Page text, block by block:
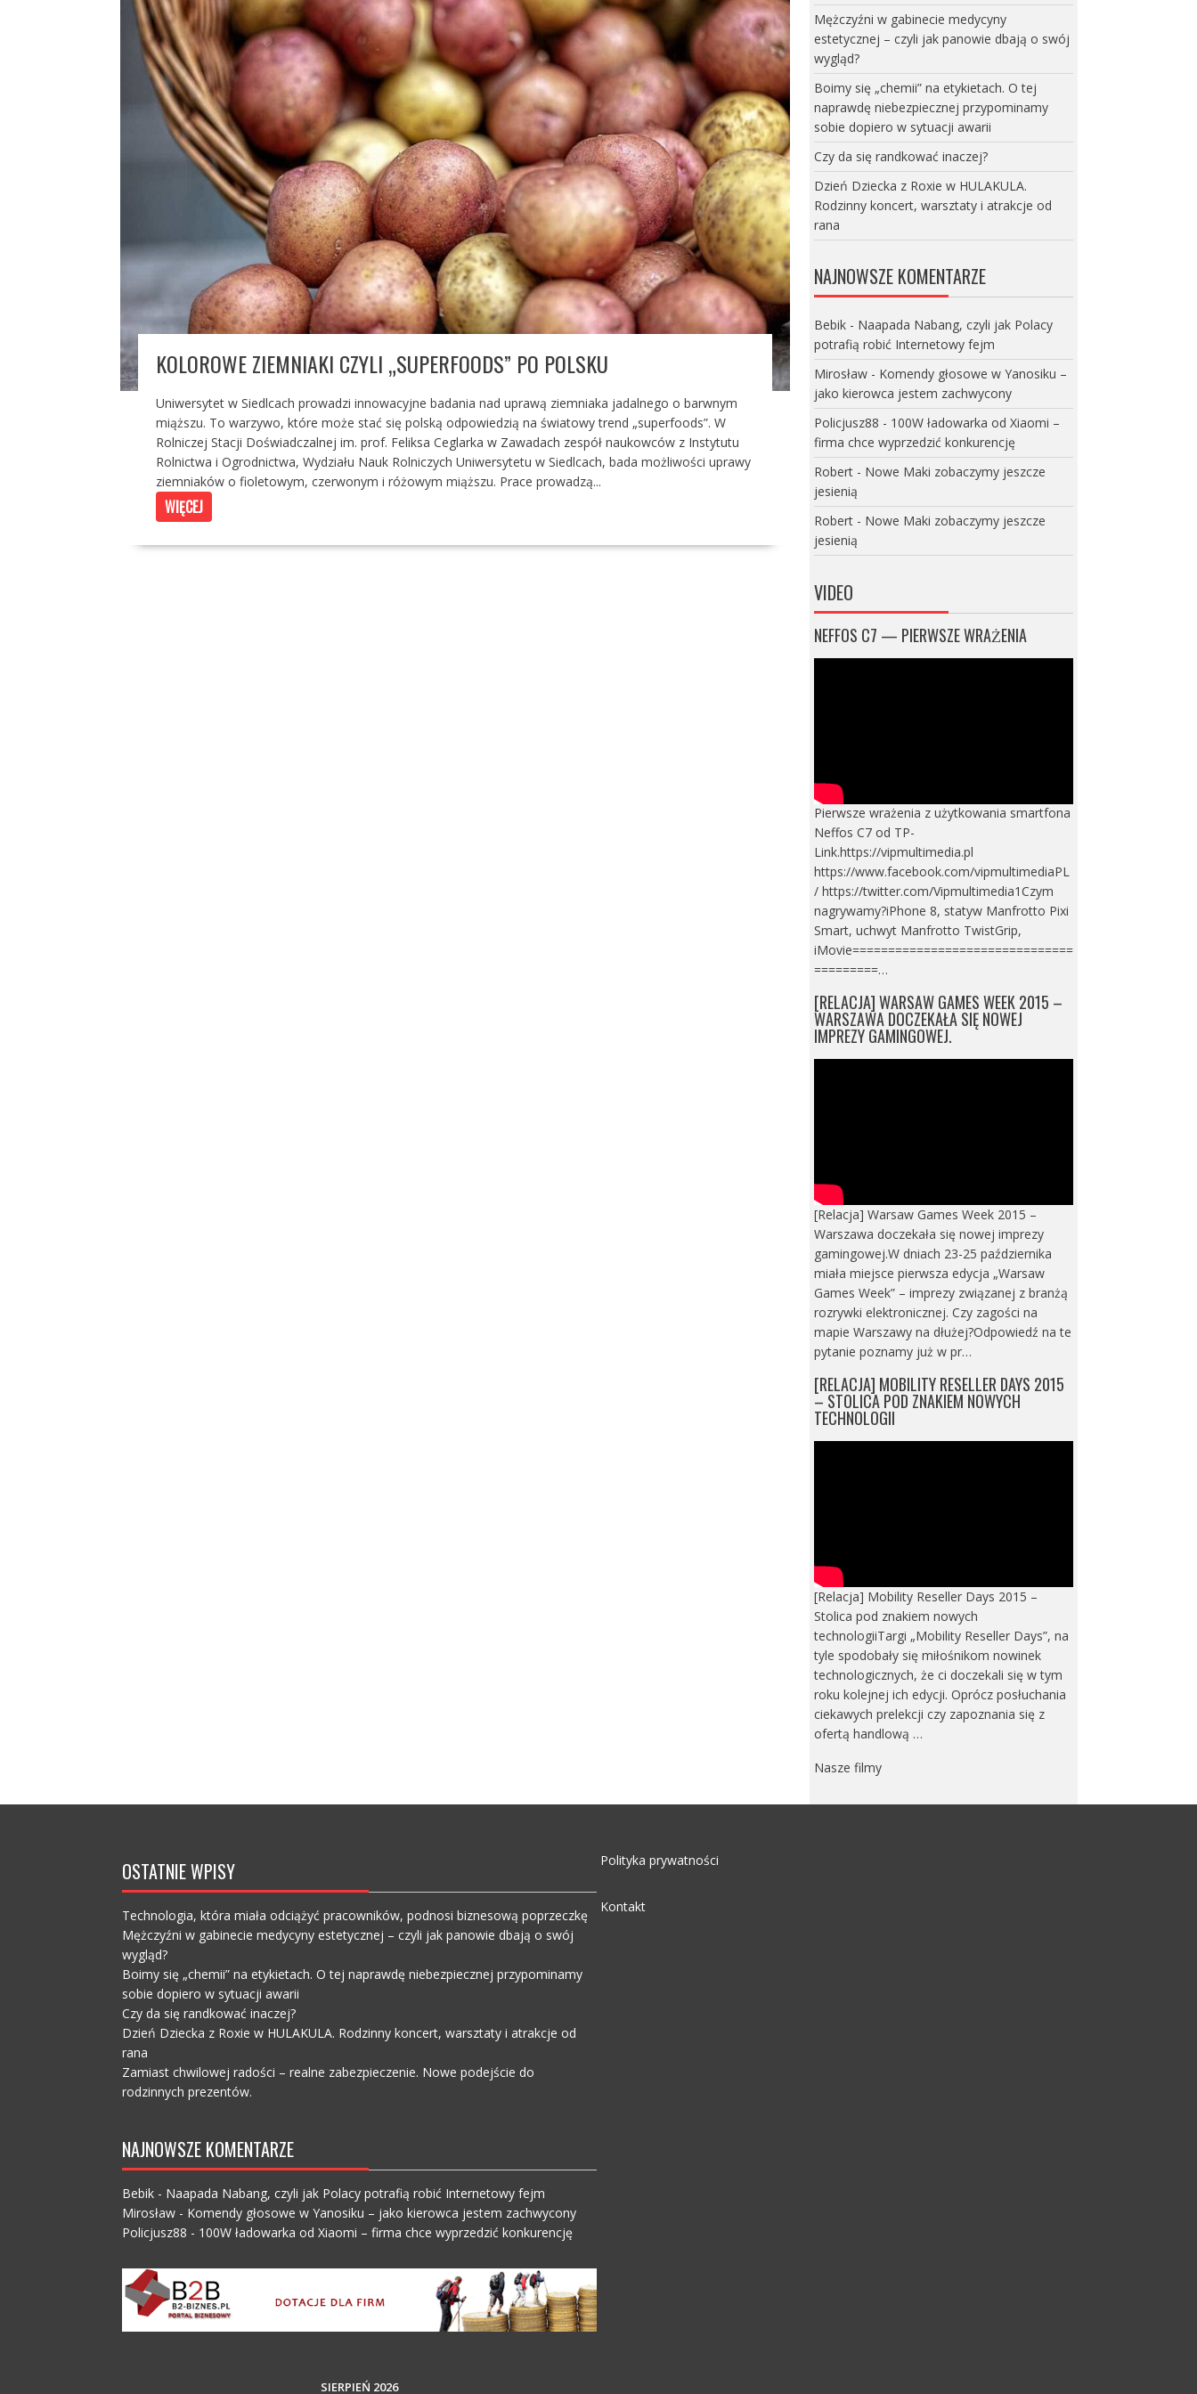
KOLOROWE ZIEMNIAKI CZYLI „SUPERFOODS” PO POLSKU
Uniwersytet w Siedlcach prowadzi innowacyjne badania nad uprawą ziemniaka jadalnego o barwnym
miąższu. To warzywo, które może stać się polską odpowiedzią na światowy trend „superfoods”. W
Rolniczej Stacji Doświadczalnej im. prof. Feliksa Ceglarka w Zawadach zespół naukowców z Instytutu
Rolnictwa i Ogrodnictwa, Wydziału Nauk Rolniczych Uniwersytetu w Siedlcach, bada możliwości uprawy
ziemniaków o fioletowym, czerwonym i różowym miąższu. Prace prowadzą...
WIĘCEJ
Mężczyźni w gabinecie medycyny
estetycznej – czyli jak panowie dbają o swój
wygląd?
Boimy się „chemii” na etykietach. O tej
naprawdę niebezpiecznej przypominamy
sobie dopiero w sytuacji awarii
Czy da się randkować inaczej?
Dzień Dziecka z Roxie w HULAKULA.
Rodzinny koncert, warsztaty i atrakcje od
rana
NAJNOWSZE KOMENTARZE
Bebik- Naapada Nabang, czyli jak Polacy
potrafią robić Internetowy fejm
Mirosław- Komendy głosowe w Yanosiku –
jako kierowca jestem zachwycony
Policjusz88 - 100W ładowarka od Xiaomi –
firma chce wyprzedzić konkurencję
Robert- Nowe Maki zobaczymy jeszcze
jesienią
Robert- Nowe Maki zobaczymy jeszcze
jesienią
VIDEO
NEFFOS C7 — PIERWSZE WRAŻENIA
Pierwsze wrażenia z użytkowania smartfona
Neffos C7 od TP-
Link.https://vipmultimedia.pl
https://www.facebook.com/vipmultimediaPL
/ https://twitter.com/Vipmultimedia1Czym
nagrywamy?iPhone 8, statyw Manfrotto Pixi
Smart, uchwyt Manfrotto TwistGrip,
iMovie===============================
=========…
[RELACJA] WARSAW GAMES WEEK 2015 –
WARSZAWA DOCZEKAŁA SIĘ NOWEJ
IMPREZY GAMINGOWEJ.
[Relacja] Warsaw Games Week 2015 –
Warszawa doczekała się nowej imprezy
gamingowej.W dniach 23-25 października
miała miejsce pierwsza edycja „Warsaw
Games Week” – imprezy związanej z branżą
rozrywki elektronicznej. Czy zagości na
mapie Warszawy na dłużej?Odpowiedź na te
pytanie poznamy już w pr…
[RELACJA] MOBILITY RESELLER DAYS 2015
– STOLICA POD ZNAKIEM NOWYCH
TECHNOLOGII
[Relacja] Mobility Reseller Days 2015 –
Stolica pod znakiem nowych
technologiiTargi „Mobility Reseller Days”, na
tyle spodobały się miłośnikom nowinek
technologicznych, że ci doczekali się w tym
roku kolejnej ich edycji. Oprócz posłuchania
ciekawych prelekcji czy zapoznania się z
ofertą handlową …
Nasze filmy
OSTATNIE WPISY
Technologia, która miała odciążyć pracowników, podnosi biznesową poprzeczkę
Mężczyźni w gabinecie medycyny estetycznej – czyli jak panowie dbają o swój
wygląd?
Boimy się „chemii” na etykietach. O tej naprawdę niebezpiecznej przypominamy
sobie dopiero w sytuacji awarii
Czy da się randkować inaczej?
Dzień Dziecka z Roxie w HULAKULA. Rodzinny koncert, warsztaty i atrakcje od
rana
Zamiast chwilowej radości – realne zabezpieczenie. Nowe podejście do
rodzinnych prezentów.
NAJNOWSZE KOMENTARZE
Bebik- Naapada Nabang, czyli jak Polacy potrafią robić Internetowy fejm
Mirosław- Komendy głosowe w Yanosiku – jako kierowca jestem zachwycony
Policjusz88 - 100W ładowarka od Xiaomi – firma chce wyprzedzić konkurencję
SIERPIEŃ 2026
Polityka prywatności
Kontakt